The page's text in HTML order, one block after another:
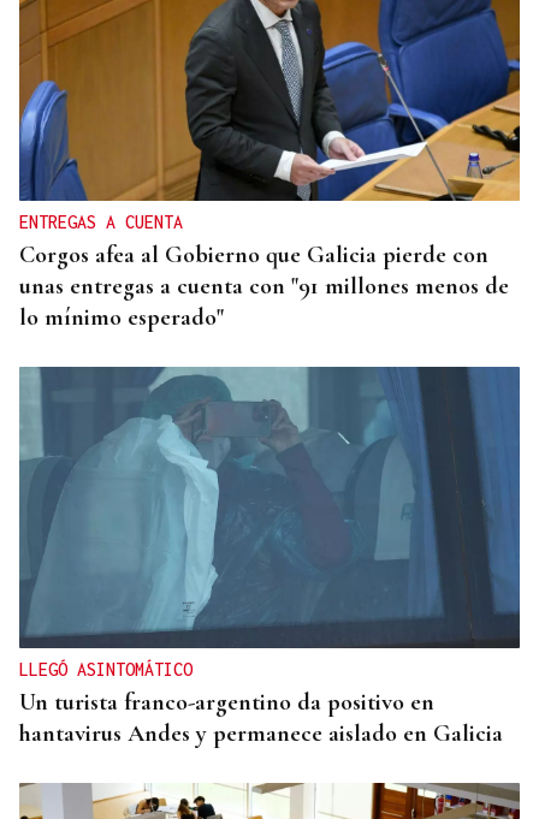
ENTREGAS A CUENTA
Corgos afea al Gobierno que Galicia pierde con
unas entregas a cuenta con "91 millones menos de
lo mínimo esperado"
LLEGÓ ASINTOMÁTICO
Un turista franco-argentino da positivo en
hantavirus Andes y permanece aislado en Galicia